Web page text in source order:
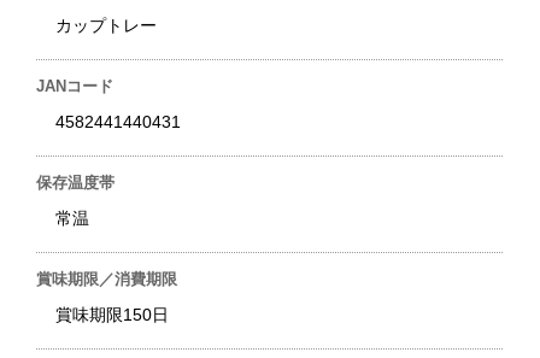
カップトレー
JANコード
4582441440431
保存温度帯
常温
賞味期限／消費期限
賞味期限150日